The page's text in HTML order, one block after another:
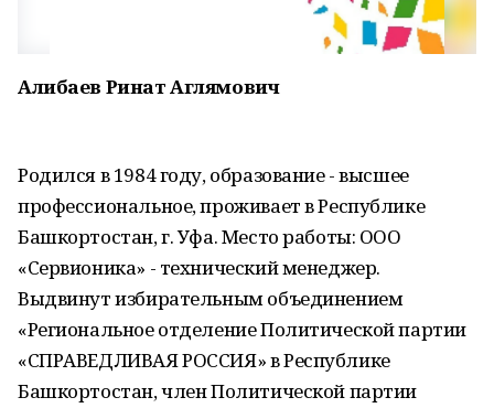
Алибаев Ринат Аглямович
Родился в 1984 году, образование - высшее
профессиональное, проживает в Республике
Башкортостан, г. Уфа. Место работы: ООО
«Сервионика» - технический менеджер.
Выдвинут избирательным объединением
«Региональное отделение Политической партии
«СПРАВЕДЛИВАЯ РОССИЯ» в Республике
Башкортостан, член Политической партии